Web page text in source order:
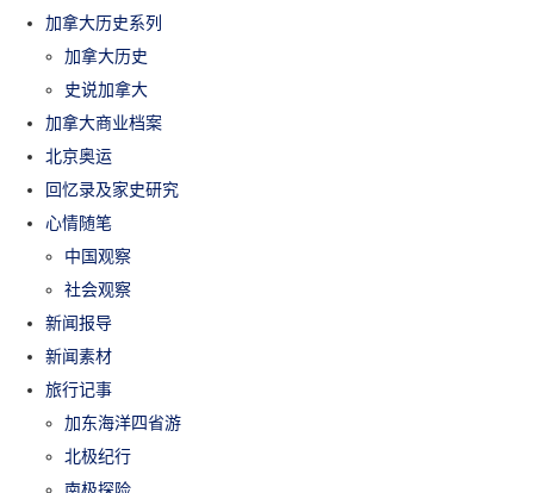
加拿大历史系列
加拿大历史
史说加拿大
加拿大商业档案
北京奥运
回忆录及家史研究
心情随笔
中国观察
社会观察
新闻报导
新闻素材
旅行记事
加东海洋四省游
北极纪行